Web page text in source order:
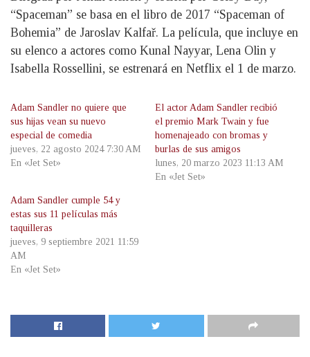
“Spaceman” se basa en el libro de 2017 “Spaceman of
Bohemia” de Jaroslav Kalfař. La película, que incluye en
su elenco a actores como Kunal Nayyar, Lena Olin y
Isabella Rossellini, se estrenará en Netflix el 1 de marzo.
Adam Sandler no quiere que
sus hijas vean su nuevo
especial de comedia
jueves, 22 agosto 2024 7:30 AM
En «Jet Set»
El actor Adam Sandler recibió
el premio Mark Twain y fue
homenajeado con bromas y
burlas de sus amigos
lunes, 20 marzo 2023 11:13 AM
En «Jet Set»
Adam Sandler cumple 54 y
estas sus 11 películas más
taquilleras
jueves, 9 septiembre 2021 11:59
AM
En «Jet Set»